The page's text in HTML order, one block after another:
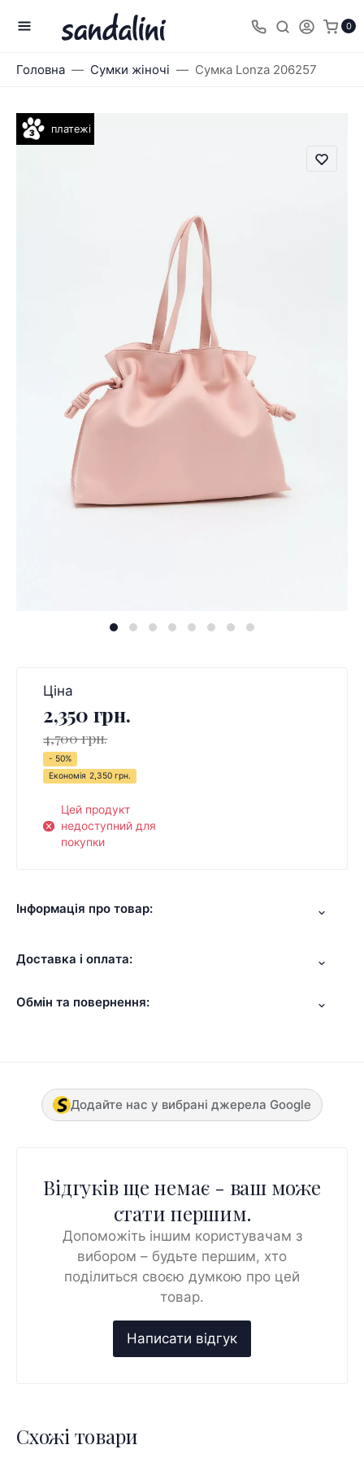
0
Головна Сумки жіночі Сумка Lonza 206257
платежі
Ціна
2,350 грн.
4,700 грн.
- 50%
Економія 2,350 грн.
Цей продукт
недоступний для
покупки
Інформація про товар:
Доставка і оплата:
Обмін та повернення:
Додайте нас у вибрані джерела Google
Відгуків ще немає - ваш може
стати першим.
Допоможіть іншим користувачам з
вибором – будьте першим, хто
поділиться своєю думкою про цей
товар.
Схожі товари